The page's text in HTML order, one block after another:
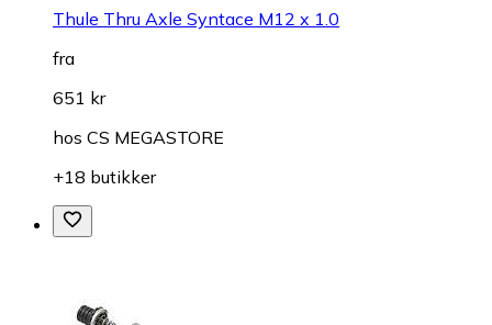
Thule Thru Axle Syntace M12 x 1.0
fra
651 kr
hos CS MEGASTORE
+18 butikker